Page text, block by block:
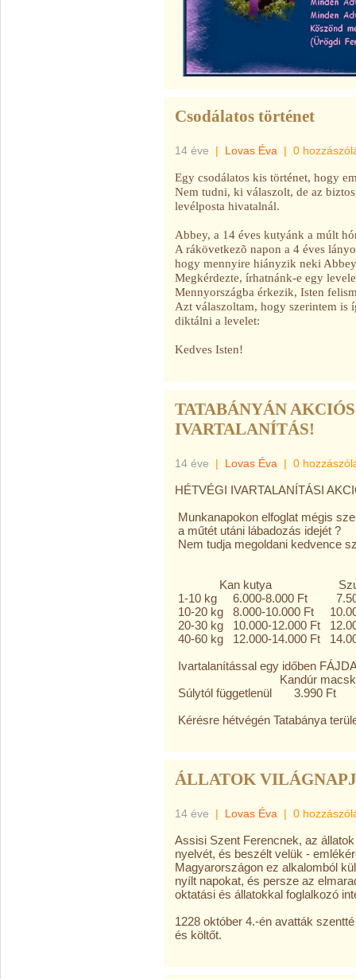
Csodálatos történet
14 éve | Lovas Éva | 0
Egy csodálatos kis történet, hogy
Nem tudni, ki válaszolt, de az
levélposta hivatalnál.
Abbey, a 14 éves kutyánk a múlt
A rákövetkezõ napon a 4 éves
hogy mennyire hiányzik neki
Megkérdezte, írhatnánk-e egy
Mennyországba érkezik, Isten
Azt válaszoltam, hogy szerintem is
diktálni a levelet:
Kedves Isten!
TATABÁNYÁN
IVARTALANÍTÁS!
14 éve | Lovas Éva | 0
HÉTVÉGI IVARTALANÍTÁSI
Munkanapokon elfoglat mégis
a műtét utáni lábadozás idejét ?
Nem tudja megoldani kedvence
Kan kutya
1-10 kg 6.000-8.000 Ft
10-20 kg 8.000-10.000 Ft
20-30 kg 10.000-12.000 Ft
40-60 kg 12.000-14.000 Ft
Ivartalanítással egy időben
Kandúr
Súlytól függetlenül
Kérésre hétvégén Tatabánya
ÁLLATOK
14 éve | Lovas Éva | 0
Assisi Szent Ferencnek, az
nyelvét, és beszélt velük -
Magyarországon ez alkalomból
nyílt napokat, és persze az
oktatási és állatokkal foglalkozó
1228 október 4.-én avatták
és költőt.